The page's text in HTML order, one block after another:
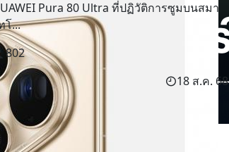
Pura 80 Ultra ที่ปฏิวัติการซูมบนสมา
โ...
802
18 ส.ค. 68